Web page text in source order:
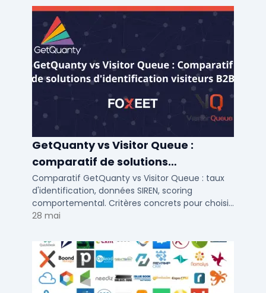
GetQuanty vs Visitor Queue :
comparatif de solutions
d'identification visiteurs B2B
Comparatif GetQuanty vs Visitor Queue : taux
d'identification, données SIREN, scoring
comportemental. Critères concrets pour choisir
votre solution de lead generation B2B en PME et
28 mai